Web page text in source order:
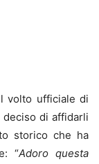
volto ufficiale di
di affidarli
storico che ha
“Adoro questa